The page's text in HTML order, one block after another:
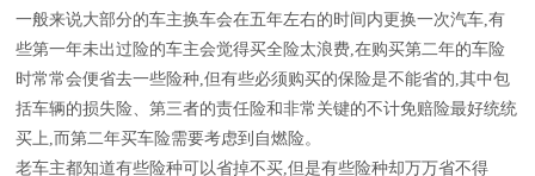
一般来说大部分的车主换车会在五年左右的时间内更换一次汽车,有
些第一年未出过险的车主会觉得买全险太浪费,在购买第二年的车险
时常常会便省去一些险种,但有些必须购买的保险是不能省的,其中包
括车辆的损失险、第三者的责任险和非常关键的不计免赔险最好统统
买上,而第二年买车险需要考虑到自燃险。
老车主都知道有些险种可以省掉不买,但是有些险种却万万省不得